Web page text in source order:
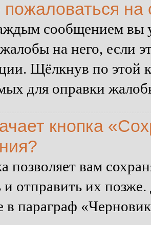
пожаловаться
сообщением вы
на него, если
Щёлкнув по этой
для оправки
кнопка
позволяет вам
и отправить их
в параграф